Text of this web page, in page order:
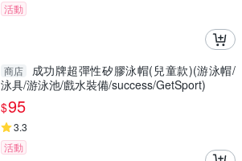
活動
商店
成功牌超彈性矽膠泳帽(兒童款)(游泳帽/
泳具/游泳池/戲水裝備/success/GetSport)
$95
3.3
活動